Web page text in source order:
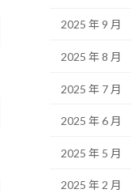
2025 年 9 月
2025 年 8 月
2025 年 7 月
2025 年 6 月
2025 年 5 月
2025 年 2 月